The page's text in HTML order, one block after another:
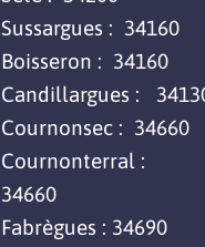
Sussargues : 34160
Boisseron : 34160
Candillargues :
Cournonsec : 34660
Cournonterral :
34660
Fabrègues : 34690